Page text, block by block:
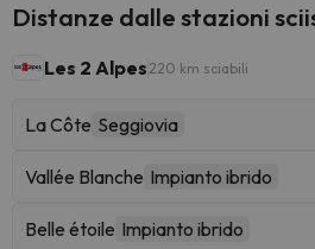
Distanze dalle stazioni
Les 2 Alpes 220 km sciabili
La Côte Seggiovia
Vallée Blanche Impianto ibrido
Belle étoile Impianto ibrido